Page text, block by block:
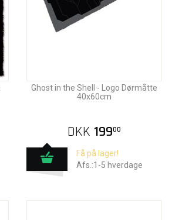
Ghost in the Shell - Logo Dørmåtte
40x60cm
DKK 19900
Få på lager!
Afs.:1-5 hverdage